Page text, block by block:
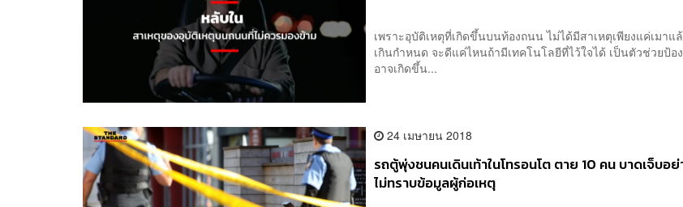
เพราะอุบัติเหตุที่เกิดขึ้นบนท้องถนน ไม่ได้มีสาเหตุเพียงแค่เมาแ
เกินกำหนด จะดีแค่ไหนถ้ามีเทคโนโลยีที่ไว้ใจได้ เป็นตัวช่วยป้
อาจเกิดขึ้น...
24 เมษายน 2018
รถตู้พุ่งชนคนเดินเท้าในโทรอนโต ตาย 10 คน บาดเจ็บอ
ไม่ทราบข้อมูลผู้ก่อเหตุ